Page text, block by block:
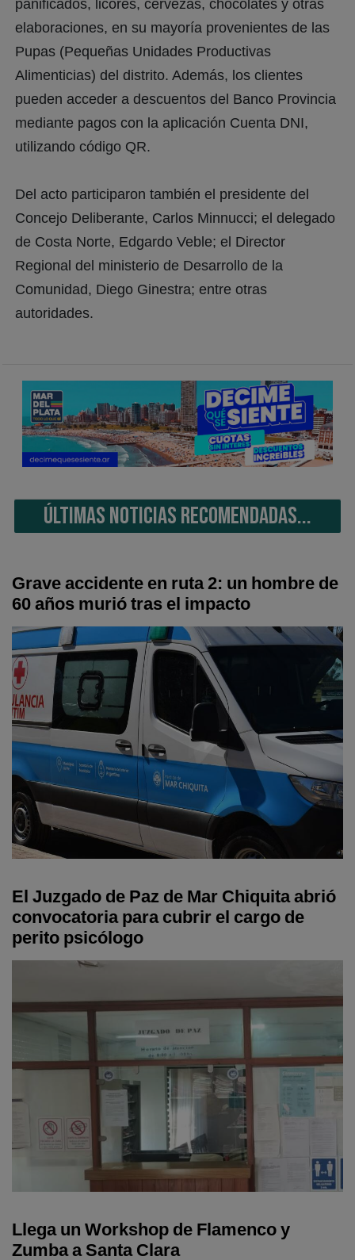
panificados, licores, cervezas, chocolates y otras
elaboraciones, en su mayoría provenientes de las
Pupas (Pequeñas Unidades Productivas
Alimenticias) del distrito. Además, los clientes
pueden acceder a descuentos del Banco Provincia
mediante pagos con la aplicación Cuenta DNI,
utilizando código QR.
Del acto participaron también el presidente del
Concejo Deliberante, Carlos Minnucci; el delegado
de Costa Norte, Edgardo Veble; el Director
Regional del ministerio de Desarrollo de la
Comunidad, Diego Ginestra; entre otras
autoridades.
ÚLTIMAS NOTICIAS RECOMENDADAS...
Grave accidente en ruta 2: un hombre de
60 años murió tras el impacto
El Juzgado de Paz de Mar Chiquita abrió
convocatoria para cubrir el cargo de
perito psicólogo
Llega un Workshop de Flamenco y
Zumba a Santa Clara